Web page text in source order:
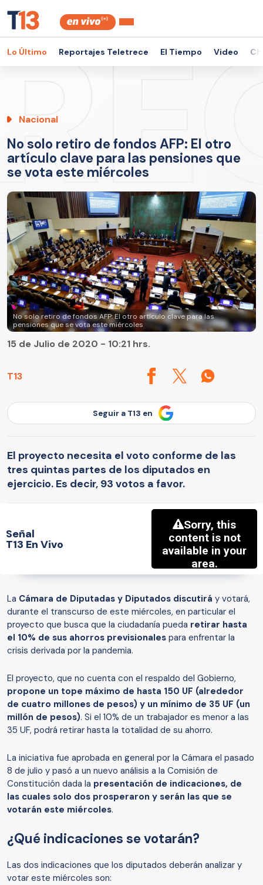
Lo Último Reportajes Teletrece El Tiempo Video
Nacional
No solo retiro de fondos AFP: El otro
artículo clave para las pensiones que
se vota este miércoles
No solo retiro de fondos AFP: El otro artículo clave para las
pensiones que se vota este miércoles
T13
15 de Julio de 2020 - 10:21 hrs.
Seguir a T13 en
El proyecto necesita el voto conforme de las
tres quintas partes de los diputados en
ejercicio. Es decir, 93 votos a favor.
Señal
T13 En Vivo
La Cámara de Diputadas y Diputados discutirá y votará,
durante el transcurso de este miércoles, en particular el
proyecto que busca que la ciudadanía pueda retirar hasta
el 10% de sus ahorros previsionales para enfrentar la
crisis derivada por la pandemia.
El proyecto, que no cuenta con el respaldo del Gobierno,
propone un tope máximo de hasta 150 UF (alrededor
de cuatro millones de pesos) y un mínimo de 35 UF (un
millón de pesos). Si el 10% de un trabajador es menor a las
35 UF, podrá retirar hasta la totalidad de su ahorro.
La iniciativa fue aprobada en general por la Cámara el pasado
8 de julio y pasó a un nuevo análisis a la Comisión de
Constitución dada la presentación de indicaciones, de
las cuales solo dos prosperaron y serán las que se
votarán este miércoles.
¿Qué indicaciones se votarán?
Las dos indicaciones que los diputados deberán analizar y
votar este miércoles son: